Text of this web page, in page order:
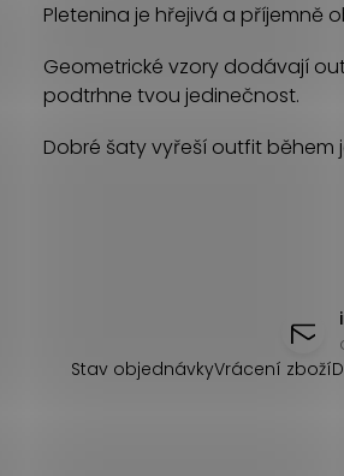
a
c
í
p
Pletenina je hřejivá a příjemně
Geometrické vzory dodávají
podtrhne tvou jedinečnost.
Dobré šaty vyřeší outfit během
Stav objednávkyVrácení zboží